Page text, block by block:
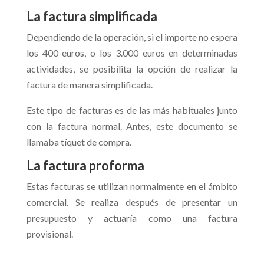
La factura simplificada
Dependiendo de la operación, si el importe no espera
los 400 euros, o los 3.000 euros en determinadas
actividades, se posibilita la opción de realizar la
factura de manera simplificada.
Este tipo de facturas es de las más habituales junto
con la factura normal. Antes, este documento se
llamaba tíquet de compra.
La factura proforma
Estas facturas se utilizan normalmente en el ámbito
comercial. Se realiza después de presentar un
presupuesto y actuaría como una factura
provisional.